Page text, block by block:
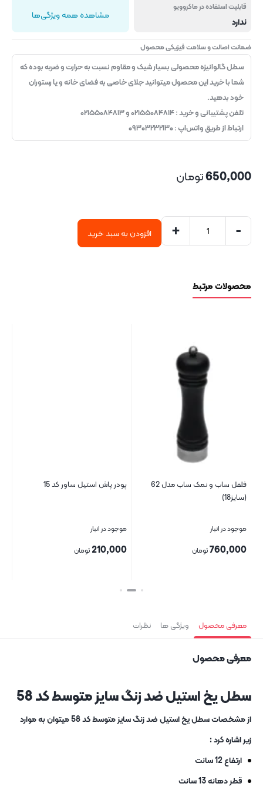
قابلیت استفاده در ماکروویو
ندارد مشاهده همه ویژگی‌ها
ضمانت اصالت و سلامت فیزیکی محصول
سطل گالوانیزه محصولی بسیار شیک و مقاوم نسبت به حرارت و ضربه بوده که
شما با خرید این محصول میتوانید جلای خاصی به فضای خانه و یا رستوران
خود بدهید.
تلفن پشتیبانی و خرید : ۰۲۱۵۵۰۸۴۸۱۴ و ۰۲۱۵۵۰۸۴۸۱۳
ارتباط از طریق واتس‌اپ : ۰۹۳۰۳۲۳۲۱۳۰
650,000تومان
-
+ افزودن به سبد خرید
محصولات مرتبط
فلفل ساب و نمک ساب مدل 62
(سایز18)
موجود در انبار
760,000تومان
پودر پاش استیل ساور کد 15
موجود در انبار
210,000 تومان
بستن
معرفی محصول ویژگی ها نظرات
معرفی محصول
سطل یخ استیل ضد زنگ سایز متوسط کد 58
از مشخصات سطل یخ استیل ضد زنگ سایز متوسط کد 58 میتوان به موارد
زیر اشاره کرد :
ارتفاع 12 سانت
قطر دهانه 13 سانت